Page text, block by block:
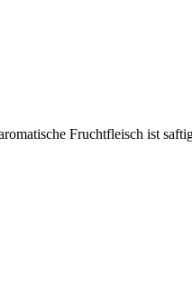
Fruchtfleisch ist